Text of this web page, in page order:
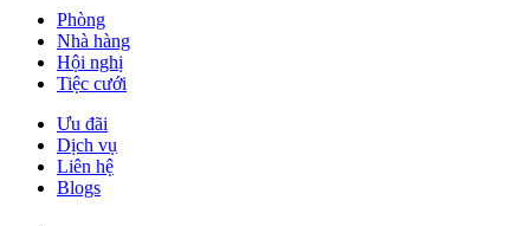
Phòng
Nhà hàng
Hội nghị
Tiệc cưới
Ưu đãi
Dịch vụ
Liên hệ
Blogs